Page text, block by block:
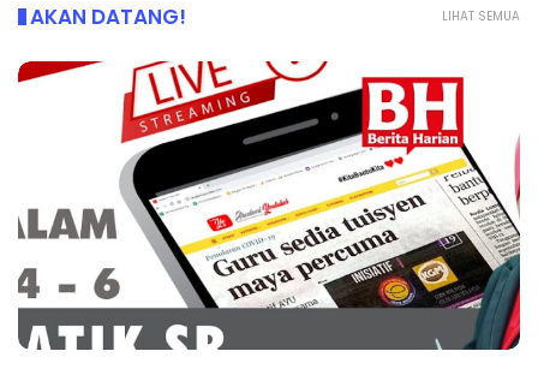
LIHAT SEMUA
AKAN DATANG!